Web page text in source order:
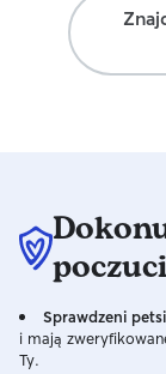
Sprawdzeni
i mają
Ty.